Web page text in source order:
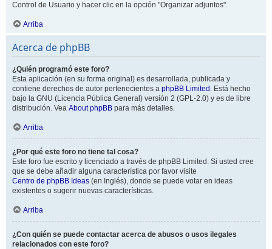
Control de Usuario y hacer clic en la opción "Organizar adjuntos".
Arriba
Acerca de phpBB
¿Quién programó este foro?
Esta aplicación (en su forma original) es desarrollada, publicada y
contiene derechos de autor pertenecientes a phpBB Limited . Está hecho
bajo la GNU (Licencia Pública General) versión 2 (GPL-2.0) y es de libre
distribución. Vea About phpBB para más detalles.
Arriba
¿Por qué este foro no tiene tal cosa?
Este foro fue escrito y licenciado a través de phpBB Limited. Si usted cree
que se debe añadir alguna característica por favor visite
Centro de phpBB Ideas (en Inglés), donde se puede votar en ideas
existentes o sugerir nuevas características.
Arriba
¿Con quién se puede contactar acerca de abusos o usos ilegales
relacionados con este foro?